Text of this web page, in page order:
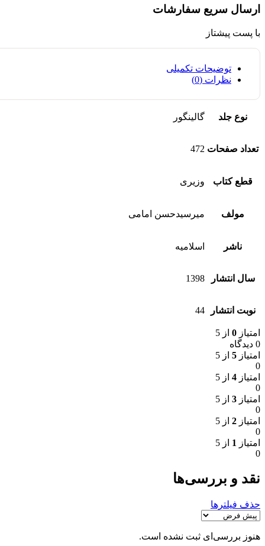
ارسال سریع سفارشات
با پست پیشتاز
توضیحات تکمیلی
نظرات (0)
نوع جلد گالینگور
تعداد صفحات 472
قطع کتاب وزیری
مولف میرسیدحسن امامی
ناشر اسلامیه
سال انتشار 1398
نوبت انتشار 44
امتیاز 0 از 5
0 دیدگاه
امتیاز 5 از 5
0
امتیاز 4 از 5
0
امتیاز 3 از 5
0
امتیاز 2 از 5
0
امتیاز 1 از 5
0
نقد و بررسی‌ها
حذف فیلترها
هنوز بررسی‌ای ثبت نشده است.